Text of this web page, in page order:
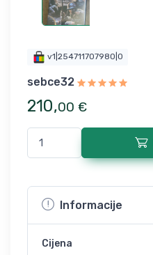
v1|254711707980|0
sebce32
210,00 €
Informacije
Cijena